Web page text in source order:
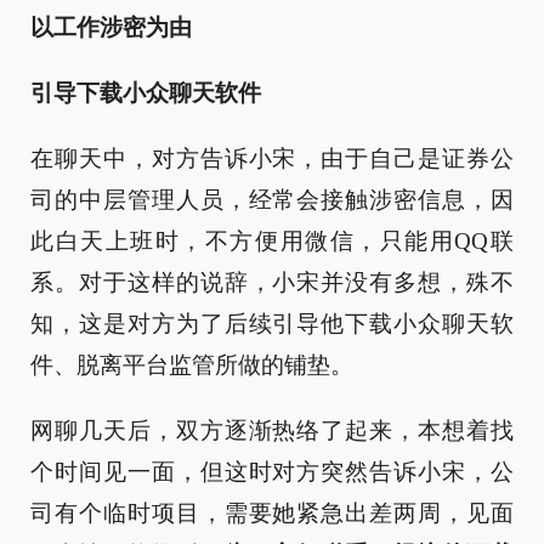
以工作涉密为由
引导下载小众聊天软件
在聊天中，对方告诉小宋，由于自己是证券公
司的中层管理人员，经常会接触涉密信息，因
此白天上班时，不方便用微信，只能用QQ联
系。对于这样的说辞，小宋并没有多想，殊不
知，这是对方为了后续引导他下载小众聊天软
件、脱离平台监管所做的铺垫。
网聊几天后，双方逐渐热络了起来，本想着找
个时间见一面，但这时对方突然告诉小宋，公
司有个临时项目，需要她紧急出差两周，见面